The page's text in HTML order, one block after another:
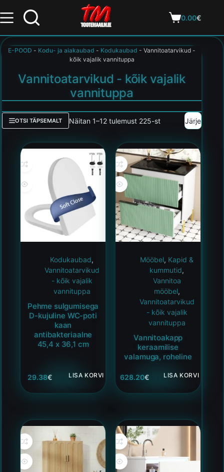
0.00€
E-POOD - Kodu- ja aiakaubad - Kodukaubad -Vannitoatarvikud -
kõik vajalik vannituppa
Vannitoatarvikud - kõik vajalik
vannituppa
OTSI TÄPSEMALT Näitan 1–12 tulemust 225-st
UUS
Kodukaubad,
Vannitoatarvikud
- kõik vajalik
vannituppa
Pehme sulgumisega
D-kujuline WC-poti
kaan
antibakteriaalne
45,4 x 36,1 cm
29.38€ LISA KORVI
Mööbel, Kapid &
kummutid,
Vannitoa
mööbel,
Vannitoatarvikud
- kõik vajalik
vannituppa
Vannitoakapp
keraamilise
valamuga, roheline
628.20€ LISA KORVI